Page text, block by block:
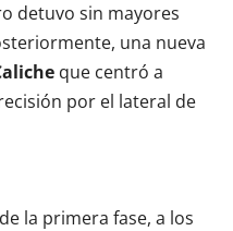
detuvo sin mayores
una nueva
que centró a
por el lateral de
la primera fase, a los